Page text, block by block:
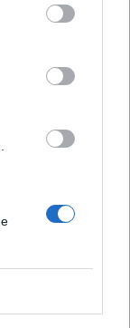
az
tagállam
az